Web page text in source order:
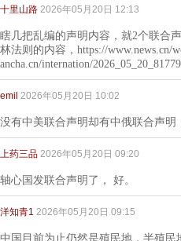
十里山路 2026年05月20日 12:13
瞎几把乱编的声明内容，就2个联合
林法则的内容，https://www.news.cn/
ancha.cn/internation/
emil 2026年05月20日 10:02
没有中美联合声明却有中俄联合声明
上药三品 2026年05月20日 09:20
轴心国发联合声明了， 好。
洋知青1 2026年05月20日 09:15
中国目前为止仍然是殖民地，半殖